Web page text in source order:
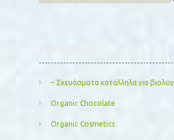
– Σκευάσματα καταλληλα για
Organic Chocolate
Organic Cosmetics